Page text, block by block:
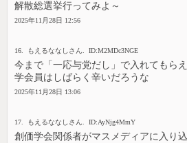
解散総選挙行ってみよ～
2025年11月28日 12:56
16. もえるななしさん. ID:M2MDc3NGE
今まで「一応与党だし」で入れてもら
学会員はしばらく辛いだろうな
2025年11月28日 13:06
17. もえるななしさん. ID:AyNjg4MmY
創価学会関係者がマスメディアに入り